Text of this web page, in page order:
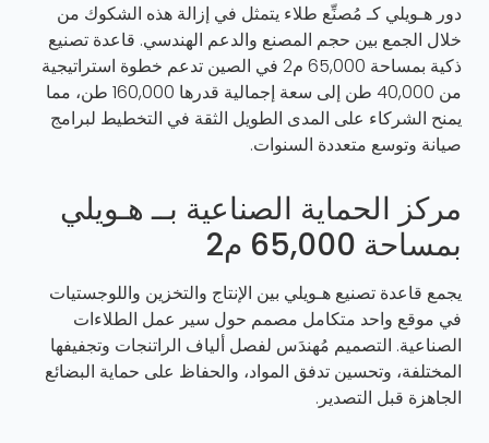
دور هـويلي كـمُصنِّع طلاء يتمثل في إزالة هذه الشكوك من
خلال الجمع بين حجم المصنع والدعم الهندسي. قاعدة تصنيع
ذكية بمساحة 65,000 م2 في الصين تدعم خطوة استراتيجية
من 40,000 طن إلى سعة إجمالية قدرها 160,000 طن، مما
يمنح الشركاء على المدى الطويل الثقة في التخطيط لبرامج
صيانة وتوسع متعددة السنوات.
مركز الحماية الصناعية بــ هـويلي
بمساحة 65,000 م2
يجمع قاعدة تصنيع هـويلي بين الإنتاج والتخزين واللوجستيات
في موقع واحد متكامل مصمم حول سير عمل الطلاءات
الصناعية. التصميم مُهندَس لفصل ألياف الراتنجات وتجفيفها
المختلفة، وتحسين تدفق المواد، والحفاظ على حماية البضائع
الجاهزة قبل التصدير.